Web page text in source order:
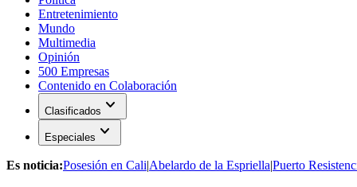
Entretenimiento
Mundo
Multimedia
Opinión
500 Empresas
Contenido en Colaboración
Clasificados expand_more
Especiales expand_more
Es noticia:Posesión en Cali|Abelardo de la Espriella|Puerto